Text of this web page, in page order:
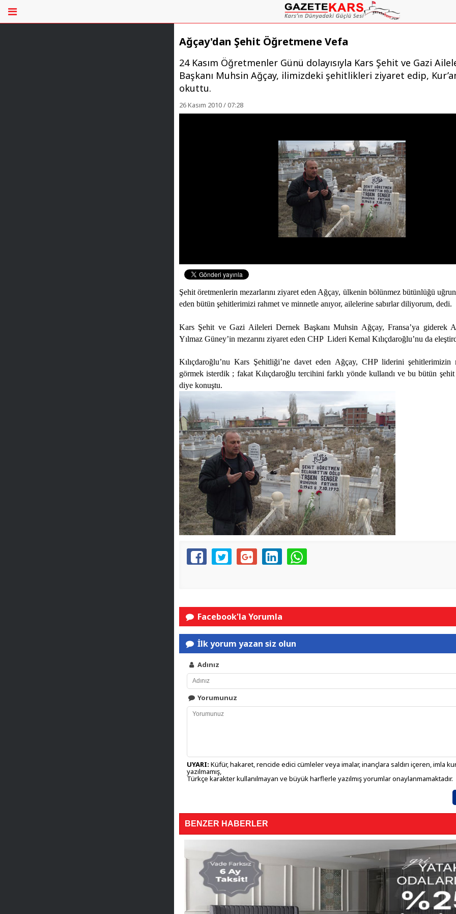
Ağçay'dan Şehit Öğretmene Vefa
24 Kasım Öğretmenler Günü dolayısıyla Kars Şehit ve Gazi
Başkanı Muhsin Ağçay, ilimizdeki şehitlikleri ziyaret edip,
okuttu.
26 Kasım 2010 / 07:28
Şehit öretmenlerin mezarlarını ziyaret eden Ağçay, ülkenin bölünmez bütünlüğü
eden bütün şehitlerimizi rahmet ve minnetle anıyor, ailelerine sabırlar diliyorum, dedi.
Kars Şehit ve Gazi Aileleri Dernek Başkanı Muhsin Ağçay, Fransa’ya giderek
Yılmaz Güney’in mezarını ziyaret eden CHP Lideri Kemal Kılıçdaroğlu’nu da
Kılıçdaroğlu’nu Kars Şehitliği’ne davet eden Ağçay, CHP liderini şehitlerimizin
görmek isterdik ; fakat Kılıçdaroğlu tercihini farklı yönde kullandı ve bu bütün
diye konuştu.
Facebook'la Yorumla
İlk yorum yazan siz olun
Adınız
Yorumunuz
UYARI: Küfür, hakaret, rencide edici cümleler veya imalar, inançlara saldırı içeren, imla
yazılmamış,
Türkçe karakter kullanılmayan ve büyük harflerle yazılmış yorumlar onaylanmamaktadır.
BENZER HABERLER